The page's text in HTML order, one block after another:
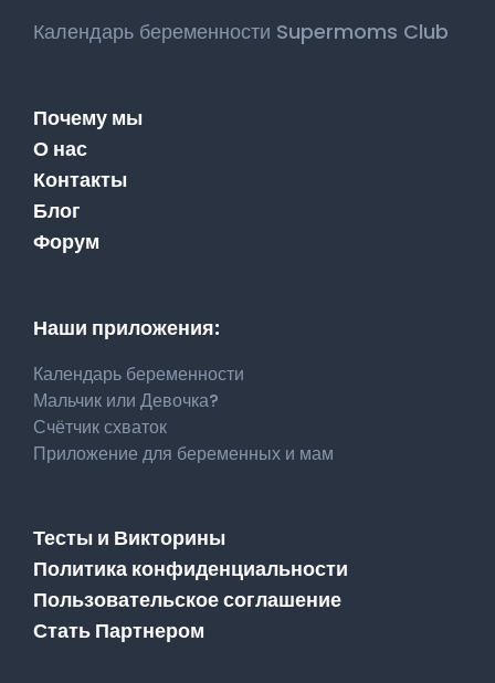
Календарь беременности Supermoms Club
Почему мы
О нас
Контакты
Блог
Форум
Наши приложения:
Календарь беременности
Мальчик или Девочка?
Счётчик схваток
Приложение для беременных и мам
Тесты и Викторины
Политика конфиденциальности
Пользовательское соглашение
Стать Партнером